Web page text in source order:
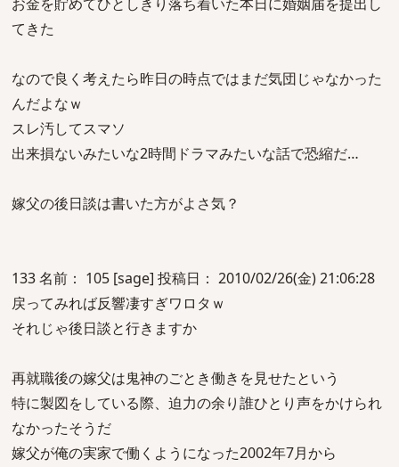
てきた
なので良く考えたら昨日の時点ではまだ気団じゃなかった
んだよなｗ
スレ汚してスマソ
出来損ないみたいな2時間ドラマみたいな話で恐縮だ…
嫁父の後日談は書いた方がよさ気？
133 名前： 105 [sage] 投稿日： 2010/02/26(金) 21:06:28
戻ってみれば反響凄すぎワロタｗ
それじゃ後日談と行きますか
再就職後の嫁父は鬼神のごとき働きを見せたという
特に製図をしている際、迫力の余り誰ひとり声をかけられ
なかったそうだ
嫁父が俺の実家で働くようになった2002年7月から